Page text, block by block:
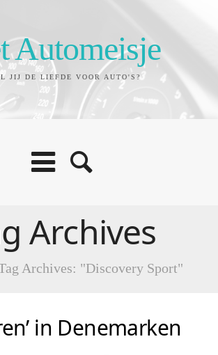
Automeisje
JIJ DE LIEFDE VOOR AUTO'S?
Archives
Archives: "Discovery Sport"
in Denemarken